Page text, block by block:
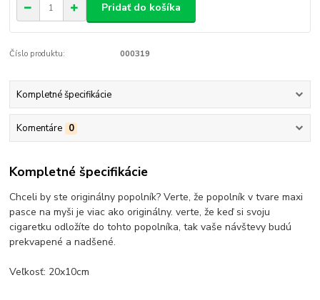
Pridať do košíka
Číslo produktu: 000319
Kompletné špecifikácie
Komentáre 0
Kompletné špecifikácie
Chceli by ste originálny popolník? Verte, že popolník v tvare maxi
pasce na myši je viac ako originálny. verte, že keď si svoju
cigaretku odložíte do tohto popolníka, tak vaše návštevy budú
prekvapené a nadšené.
Veľkosť: 20x10cm